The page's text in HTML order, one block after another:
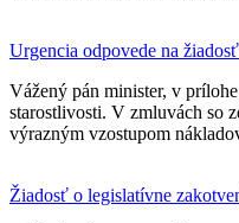
Urgencia odpovede na
Vážený pán minister, v
starostlivosti. V zmluvách so
výrazným vzostupom
Žiadosť o legislatívne